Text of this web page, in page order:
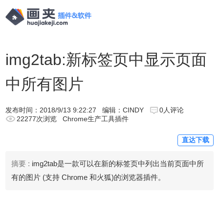
img2tab:新标签页中显示页面
中所有图片
发布时间： 2018/9/13 9:22:27 编辑：CINDY
0人评论
22277次浏览
Chrome生产工具插件
直达下载
摘要 : img2tab是一款可以在新的标签页中列出当前页面中所
有的图片 (支持 Chrome 和火狐)的浏览器插件。